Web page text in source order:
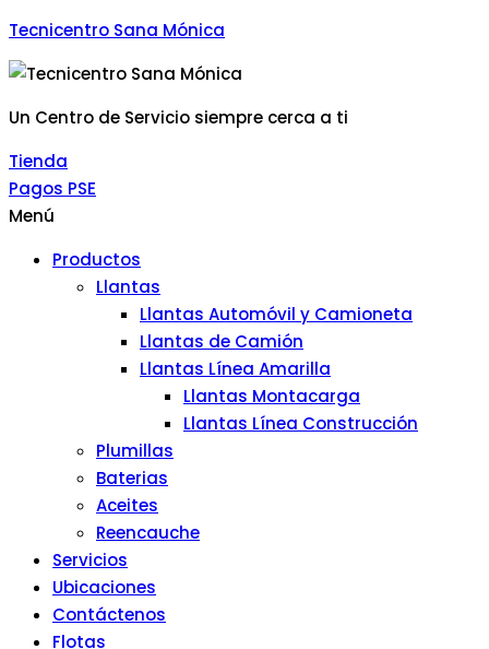
Tecnicentro Sana Mónica
Un Centro de Servicio siempre cerca a ti
Tienda
Pagos PSE
Menú
Productos
Llantas
Llantas Automóvil y Camioneta
Llantas de Camión
Llantas Línea Amarilla
Llantas Montacarga
Llantas Línea Construcción
Plumillas
Baterias
Aceites
Reencauche
Servicios
Ubicaciones
Contáctenos
Flotas